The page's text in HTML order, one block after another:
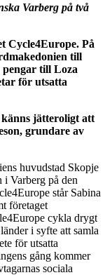
Varberg på två
Cycle4Europe. På
till
till Loza
för utsatta
jätteroligt att
grundare av
huvudstad Skopje
i Varberg på den
står Sabina
företaget
cykla drygt
i syfte att samla
för utsatta
gång kommer
sociala